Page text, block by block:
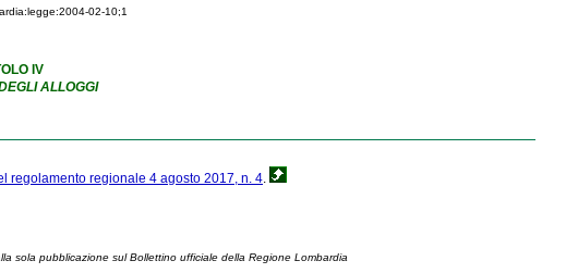
02-10;1
IV
ALLOGGI
regolamento regionale 4 agosto 2017, n. 4.
sola pubblicazione sul Bollettino ufficiale della Regione Lombardia